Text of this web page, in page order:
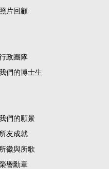
照片回顧
政團隊
們的博士生
們的願景
所友成就
所徽與所歌
譽勳章